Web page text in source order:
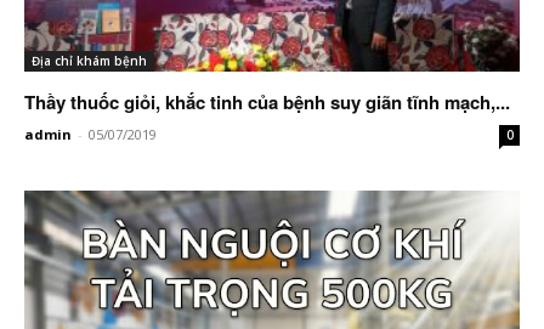
Địa chỉ khám bệnh
Thầy thuốc giỏi, khắc tinh của bệnh suy giãn tĩnh mạch,...
admin - 05/07/2019 0